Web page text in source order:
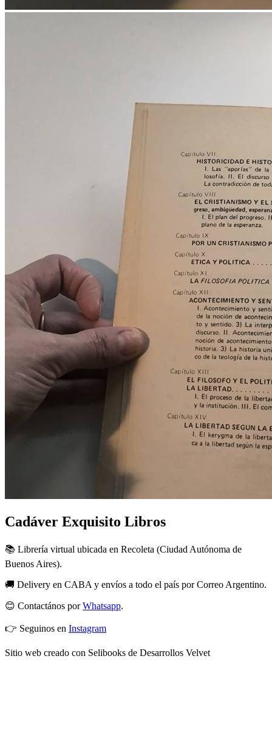
Cadáver Exquisito Libros
📚 Librería virtual ubicada en Recoleta (Ciudad Autónoma de
Buenos Aires).
🚚 Delivery en CABA y envíos a todo el país por Correo Argentino.
😊 Contactános porWhatsapp.
👉 Seguinos en Instagram
Sitio web creado con Selibooks de Desarrollos Velvet